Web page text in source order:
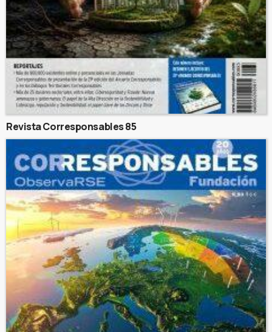
Revista Corresponsables 85